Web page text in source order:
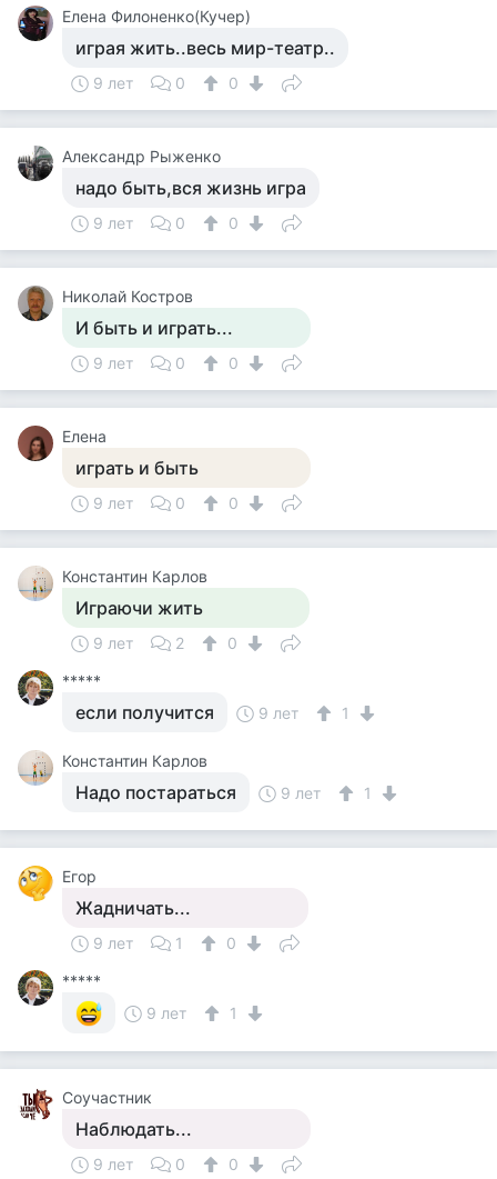
Елена Филоненко(Кучер)
играя жить..весь мир-театр..
9 лет 0 0
Александр Рыженко
надо быть,вся жизнь игра
9 лет 0 0
Николай Костров
И быть и играть...
9 лет 0 0
Елена
играть и быть
9 лет 0 0
Константин Карлов
Играючи жить
9 лет 2
0
*****
если получится 9 лет 1
Константин Карлов
Надо постараться 9 лет 1
Егор
Жадничать...
9 лет 1
0
*****
9 лет
1
Соучастник
Наблюдать...
9 лет 0 0